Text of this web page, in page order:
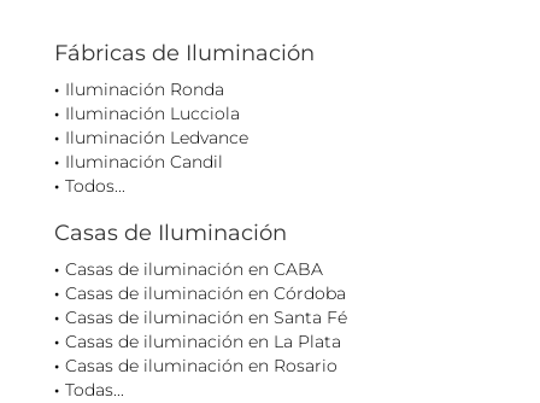
Fábricas de Iluminación
Iluminación Ronda
Iluminación Lucciola
Iluminación Ledvance
Iluminación Candil
Todos...
Casas de Iluminación
Casas de iluminación en CABA
Casas de iluminación en Córdoba
Casas de iluminación en Santa Fé
Casas de iluminación en La Plata
Casas de iluminación en Rosario
Todas...